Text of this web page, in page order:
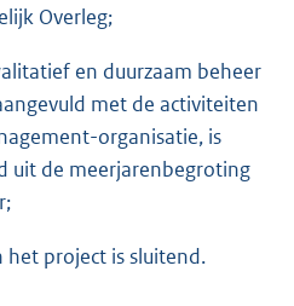
Overleg;
en duurzaam beheer
met de activiteiten
organisatie, is
uit de meerjarenbegroting
het project is sluitend.